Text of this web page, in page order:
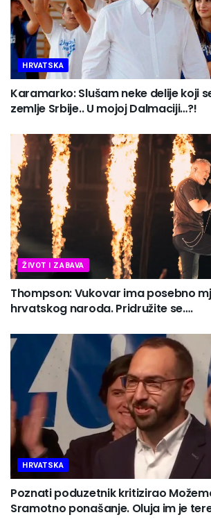
HRVATSKA
Karamarko: Slušam neke delije koji
zemlje Srbije.. U mojoj Dalmaciji…?!
ŽIVOT I ZABAVA
Thompson: Vukovar ima posebno
hrvatskog naroda. Pridružite se….
HRVATSKA
Poznati poduzetnik kritizirao
Sramotno ponašanje. Oluja im je